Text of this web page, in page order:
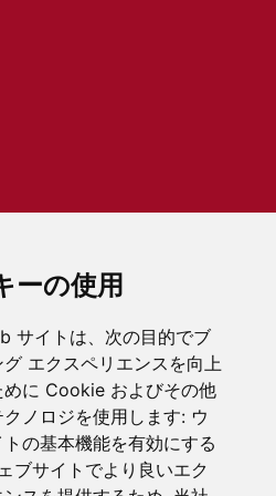
ーの使用
サイトは、次の目的でブ
グ エクスペリエンスを向上
めに Cookie およびその他
ノロジを使用します: ウ
トの基本機能を有効にする
ブサイトでより良いエク
ョン
ー